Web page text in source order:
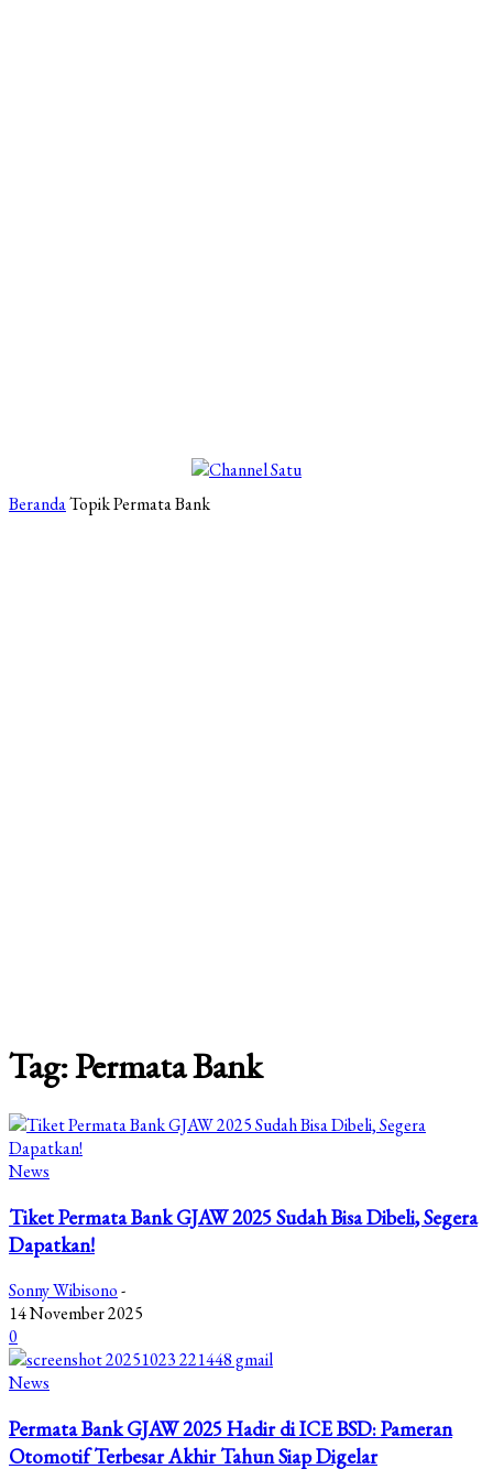
BerandaTopikPermata Bank
Tag: Permata Bank
News
Tiket Permata Bank GJAW 2025 Sudah Bisa Dibeli, Segera
Dapatkan!
Sonny Wibisono-
14 November 2025
0
News
Permata Bank GJAW 2025 Hadir di ICE BSD: Pameran
Otomotif Terbesar Akhir Tahun Siap Digelar